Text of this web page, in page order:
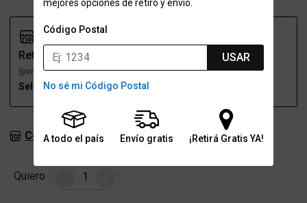
mejores opciones de retiro y envío.
Código Postal
USAR
No sé mi Código Postal
A todo el país Envío gratis ¡Retirá Gratis YA!
Retiro
(por una sucursal)
Seleccioná talle
(a domicilio)
Consultar stock en sucursales
Quiero Cantidad